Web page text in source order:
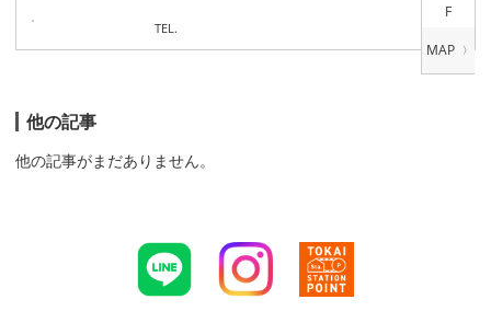
F
TEL.
他の記事
他の記事がまだありません。